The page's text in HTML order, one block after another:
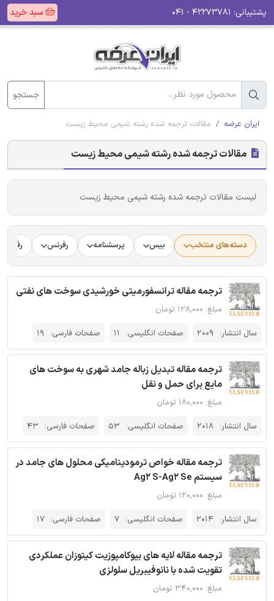
پشتیبانی: سبد خرید
جستجو
ایران عرضه مقالات ترجمه شده رشته شیمی محیط زیست
مقالات ترجمه شده رشته شیمی محیط زیست
لیست مقالات ترجمه شده رشته شیمی محیط زیست
دسته‌های منتخب بیس پرسشنامه رفرنس
ترجمه مقاله ترانسفورمیتی خورشیدی سوخت های نفتی
مبلغ: ۱۲۸,۰۰۰ تومان
سال انتشار: 2009 صفحات انگلیسی: 11 صفحات فارسی: 19
ترجمه مقاله تبدیل زباله جامد شهری به سوخت های
مایع برای حمل و نقل
مبلغ: ۱۸۰,۰۰۰ تومان
سال انتشار: 2018 صفحات انگلیسی: 53 صفحات فارسی: 43
ترجمه مقاله خواص ترمودینامیکی محلول های جامد در
سیستم Ag2 S-Ag2 Se
مبلغ: ۱۲۰,۰۰۰ تومان
سال انتشار: 2014 صفحات انگلیسی: 7 صفحات فارسی: 17
ترجمه مقاله لایه های بیوکامپوزیت کیتوزان عملکردی
تقویت شده با نانوفیبریل سلولزی
مبلغ: ۳۴۰,۰۰۰ تومان